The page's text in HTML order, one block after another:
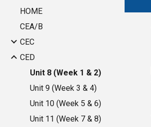
HOME
CEA/B
CEC
CED
Unit 8 (Week 1 & 2)
Unit 9 (Week 3 & 4)
Unit 10 (Week 5 & 6)
Unit 11 (Week 7 & 8)